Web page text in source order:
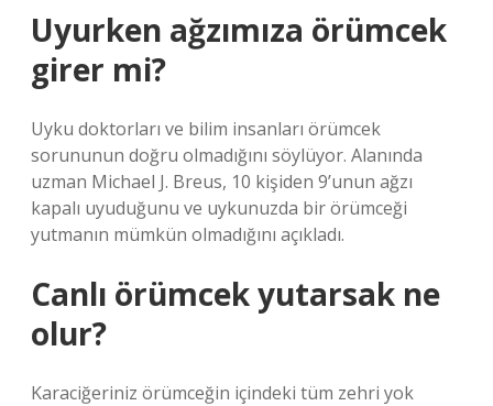
Uyurken ağzımıza örümcek
girer mi?
Uyku doktorları ve bilim insanları örümcek
sorununun doğru olmadığını söylüyor. Alanında
uzman Michael J. Breus, 10 kişiden 9’unun ağzı
kapalı uyuduğunu ve uykunuzda bir örümceği
yutmanın mümkün olmadığını açıkladı.
Canlı örümcek yutarsak ne
olur?
Karaciğeriniz örümceğin içindeki tüm zehri yok